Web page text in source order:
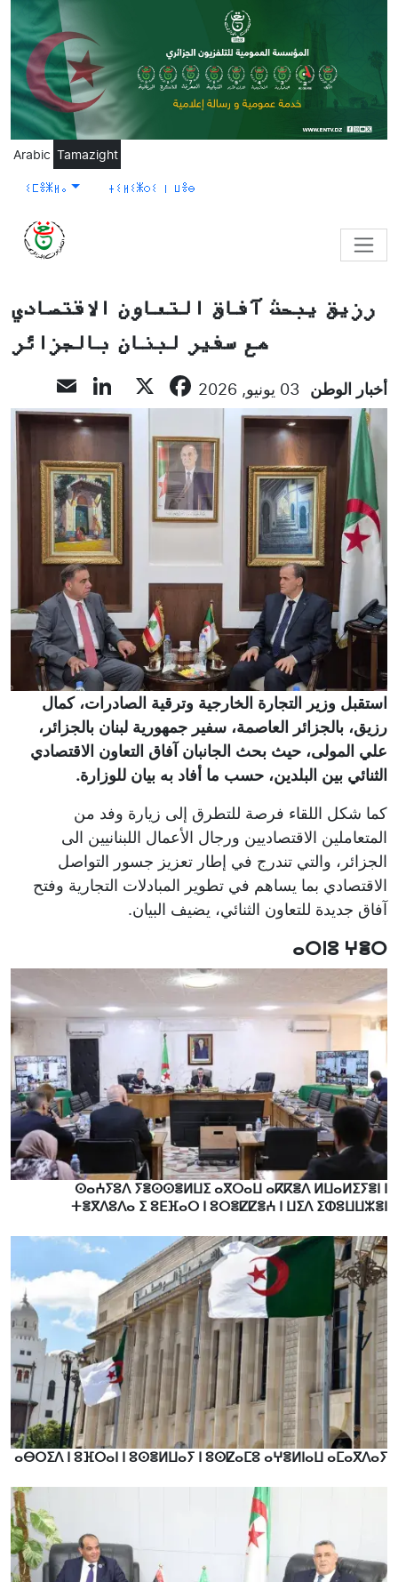
Skip to main content
Arabic Tamazight
ⵉⵎⴻⵥⵍⴰ ⵜⵉⵍⵉⵥⵔⵉ ⵏ ⵡⴻⴱ
رزيق يبحث آفاق التعاون الاقتصادي
مع سفير لبنان بالجزائر
أخبار الوطن 03 يونيو, 2026 Facebook
استقبل وزير التجارة الخارجية وترقية الصادرات، كمال
رزيق، بالجزائر العاصمة، سفير جمهورية لبنان بالجزائر،
علي المولى، حيث بحث الجانبان آفاق التعاون الاقتصادي
الثنائي بين البلدين، حسب ما أفاد به بيان للوزارة.
كما شكل اللقاء فرصة للتطرق إلى زيارة وفد من
المتعاملين الاقتصاديين ورجال الأعمال اللبنانيين الى
الجزائر، والتي تندرج في إطار تعزيز جسور التواصل
الاقتصادي بما يساهم في تطوير المبادلات التجارية وفتح
آفاق جديدة للتعاون الثنائي، يضيف البيان.
ⴰⵔⵏⵓ ⵖⴻⵔ
ⵙⴰⵄⵢⵓⴷ ⵢⴻⵙⵙⴻⵍⵡⵉ ⴰⴳⵔⴰⵡ ⴰⴽⴽⴻⴷ ⵍⵡⴰⵍⵉⵢⴻⵏ ⵏ
ⵜⴻⴳⴷⵓⴷⴰ ⵉ ⵓⴹⴼⴰⵔ ⵏ ⵓⵔⴻⵇⵇⴻⵄ ⵏ ⵡⵉⴷ ⵉⵀⵓⵡⵡⵣⴻⵏ
ⴰⴱⵔⵉⴷ ⵏ ⵓⴼⵔⴰⵏ ⵏ ⵓⵙⴻⵍⵡⴰⵢ ⵏ ⵓⵙⵇⴰⵎⵓ ⴰⵖⴻⵍⵏⴰⵡ ⴰⵎⴰⴳⴷⴰⵢ